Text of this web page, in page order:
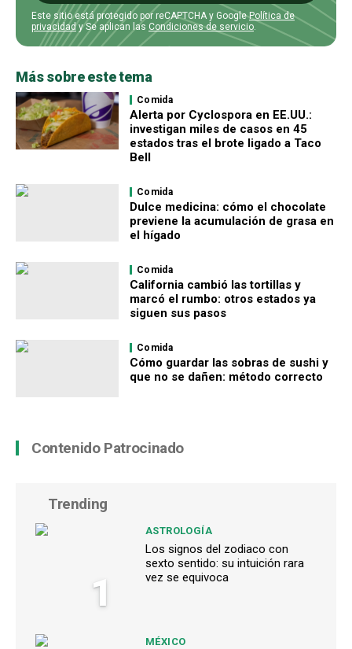
Este sitio está protegido por reCAPTCHA y GooglePolítica de
privacidady Se aplican las Condiciones de servicio.
Más sobre este tema
Comida
Alerta por Cyclospora en EE.UU.:
investigan miles de casos en 45
estados tras el brote ligado a Taco
Bell
Comida
Dulce medicina: cómo el chocolate
previene la acumulación de grasa en
el hígado
Comida
California cambió las tortillas y
marcó el rumbo: otros estados ya
siguen sus pasos
Comida
Cómo guardar las sobras de sushi y
que no se dañen: método correcto
Contenido Patrocinado
Trending
1
ASTROLOGÍA
Los signos del zodiaco con
sexto sentido: su intuición rara
vez se equivoca
MÉXICO